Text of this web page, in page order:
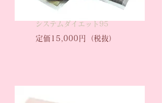
​システムダイエット95
定価15,000円（税抜）